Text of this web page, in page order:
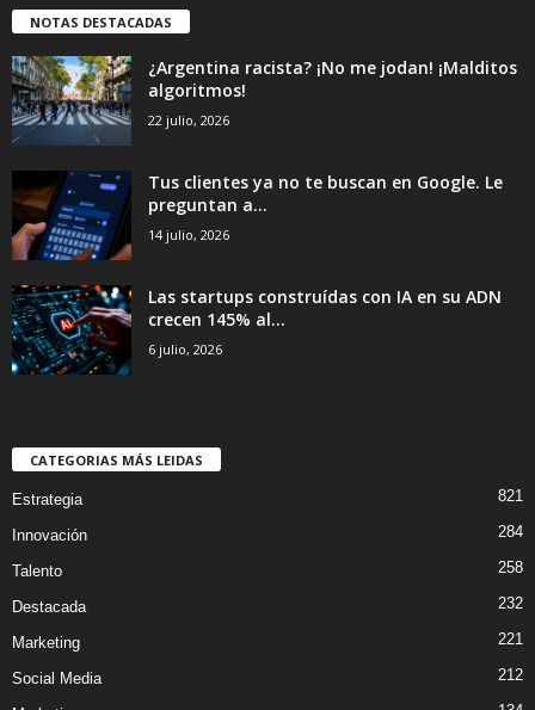
NOTAS DESTACADAS
¿Argentina racista? ¡No me jodan! ¡Malditos
algoritmos!
22 julio, 2026
Tus clientes ya no te buscan en Google. Le
preguntan a...
14 julio, 2026
Las startups construídas con IA en su ADN
crecen 145% al...
6 julio, 2026
CATEGORIAS MÁS LEIDAS
Estrategia 821
Innovación 284
Talento 258
Destacada 232
Marketing 221
Social Media 212